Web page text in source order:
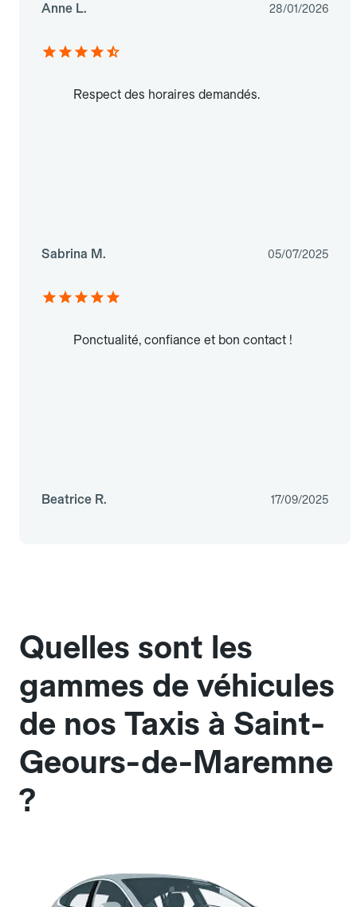
Anne L. 28/01/2026
Respect des horaires demandés.
Sabrina M. 05/07/2025
Ponctualité, confiance et bon contact !
Beatrice R. 17/09/2025
Quelles sont les
gammes de véhicules
de nos Taxis à Saint-
Geours-de-Maremne
?